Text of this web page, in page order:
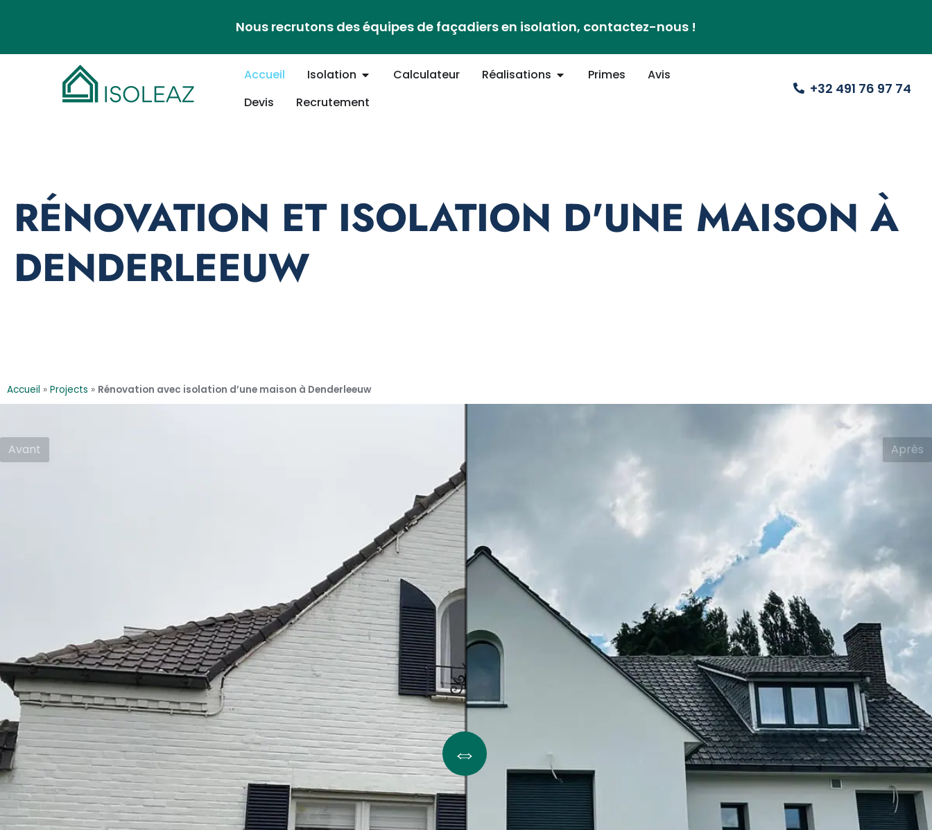
Nous recrutons des équipes de façadiers en isolation, contactez-nous !
Accueil Isolation Calculateur Réalisations Primes
Avis
Devis
Recrutement
+32 491 76 97 74
RÉNOVATION ET ISOLATION D'UNE MAISON À
DENDERLEEUW
Accueil » Projects » Rénovation avec isolation d’une maison à Denderleeuw
Avant Après